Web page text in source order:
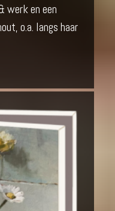
werk en een
o.a. langs haar